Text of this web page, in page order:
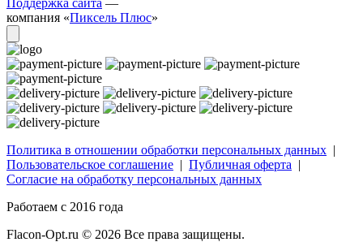
компания «Пиксель Плюс»
Политика в отношении обработки персональных данных |
Пользовательское соглашение | Публичная оферта |
Согласие на обработку персональных данных
Работаем с 2016 года
Flacon-Opt.ru © 2026 Все права защищены.